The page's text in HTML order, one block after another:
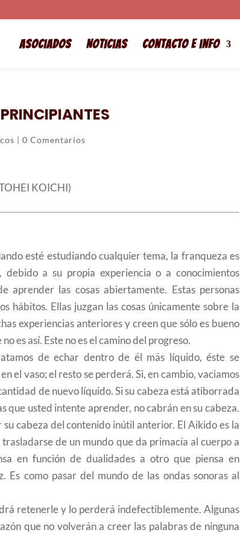
Asociados Noticias Contacto e info
|0 Comentarios
KOICHI)
esté estudiando cualquier tema, la franqueza es
debido a su propia experiencia o a conocimientos
aprender las cosas abiertamente. Estas personas
hábitos. Ellas juzgan las cosas únicamente sobre la
experiencias anteriores y creen que sólo es bueno
es así. Este no es el camino del progreso.
de echar dentro de él más líquido, éste se
el vaso; el resto se perderá. Si, en cambio, vaciamos
de nuevo líquido. Si su cabeza está atiborrada
que usted intente aprender, no cabrán en su cabeza.
cabeza del contenido inútil anterior. El Aikido es la
de un mundo que da primacía al cuerpo a
en función de dualidades a otro que piensa en
como pasar del mundo de las ondas sonoras al
retenerle y lo perderá indefectiblemente. Algunas
que no volverán a creer las palabras de ninguna